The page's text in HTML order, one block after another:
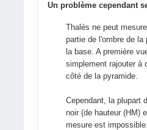
Un problème cependant
Thalès ne peut
partie de l'ombre de la
la base. A première
simplement rajouter à
côté de la pyramide.
Cependant, la plupart
noir (de hauteur (HM)
mesure est impossible.